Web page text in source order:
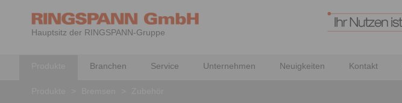
Hauptsitz der RINGSPANN-Gruppe
Branchen Service Unternehmen Neuigkeiten Kontakt